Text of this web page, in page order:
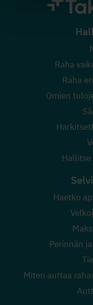
Raha
Raha
Omien
Haetko
Perinnän
Miten auttaa